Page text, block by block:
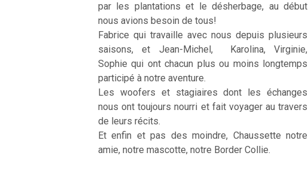
par les plantations et le désherbage, au début
nous avions besoin de tous!
Fabrice qui travaille avec nous depuis plusieurs
saisons, et Jean-Michel, Karolina, Virginie,
Sophie qui ont chacun plus ou moins longtemps
participé à notre aventure.
Les woofers et stagiaires dont les échanges
nous ont toujours nourri et fait voyager au travers
de leurs récits.
Et enfin et pas des moindre, Chaussette notre
amie, notre mascotte, notre Border Collie.